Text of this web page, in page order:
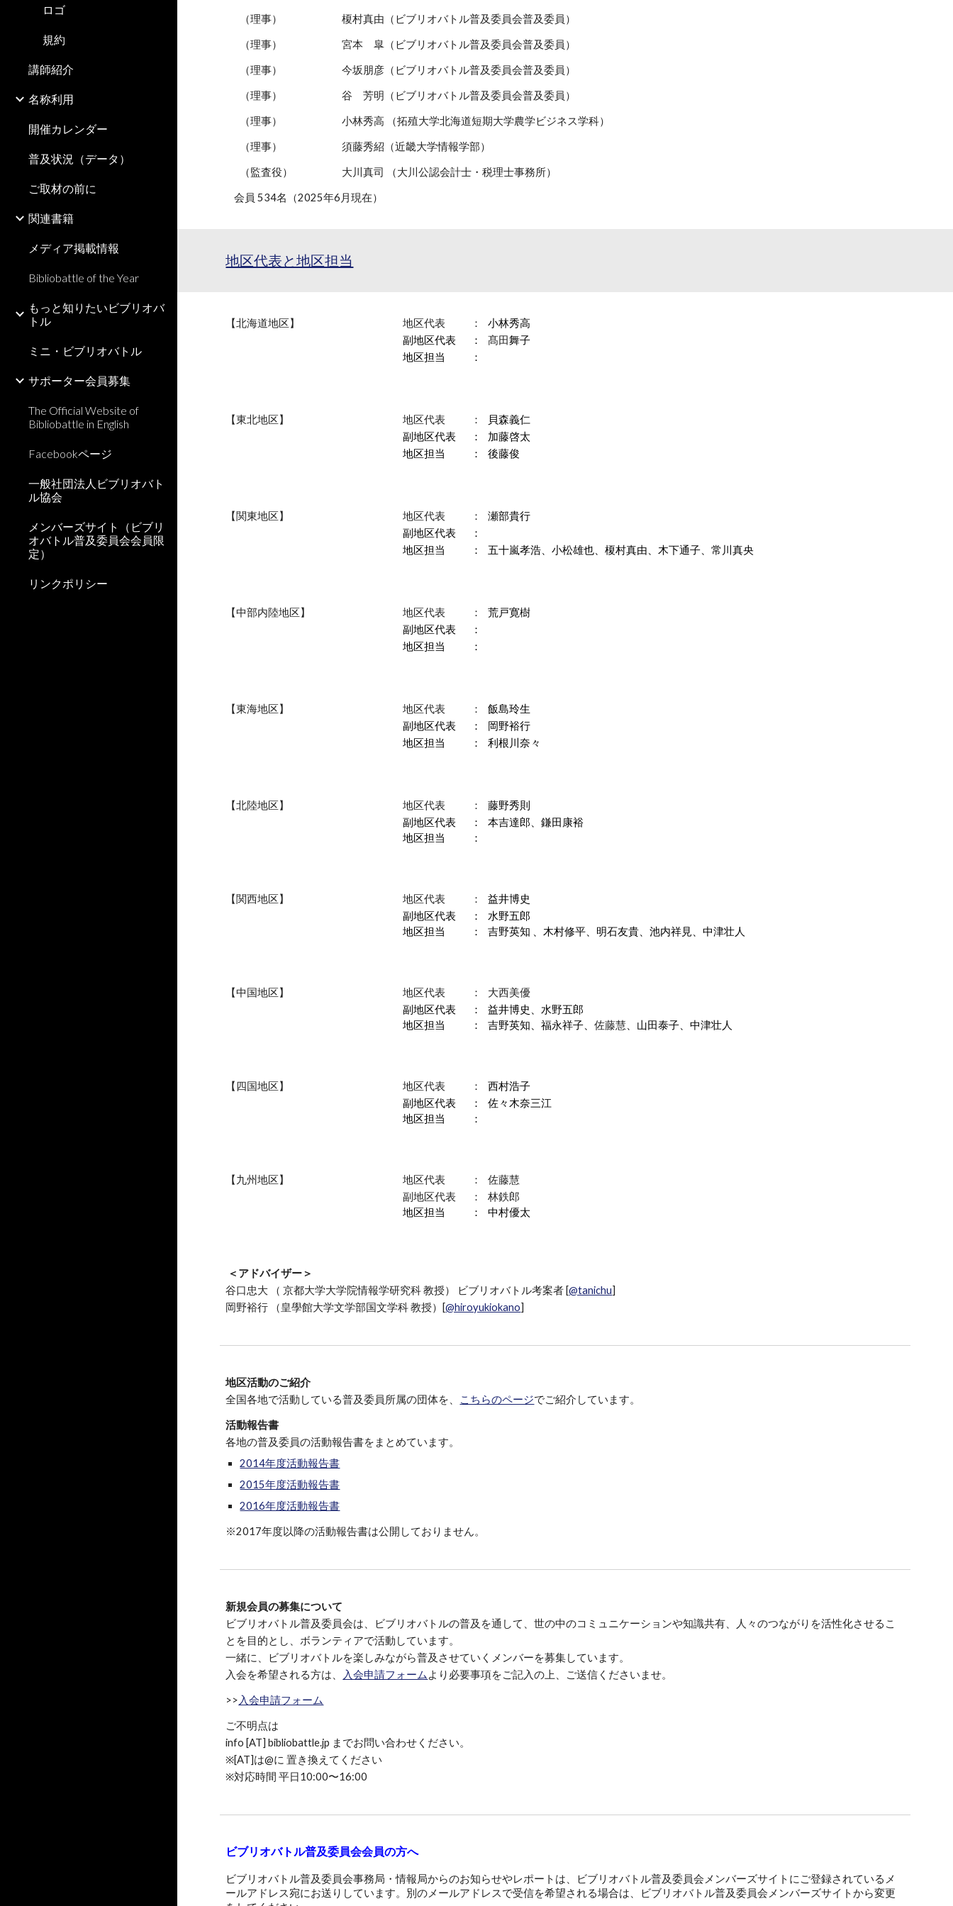
ロゴ
規約
講師紹介
名称利用
開催カレンダー
普及状況（データ）
ご取材の前に
関連書籍
メディア掲載情報
Bibliobattle of the Year
もっと知りたいビブリオバ
トル
ミニ・ビブリオバトル
サポーター会員募集
The Official Website of
Bibliobattle in English
Facebookページ
一般社団法人ビブリオバト
ル協会
メンバーズサイト（ビブリ
オバトル普及委員会会員限
定）
リンクポリシー
（理事） 榎村真由（ビブリオバトル普及委員会普及委員）
（理事） 宮本 皐（ビブリオバトル普及委員会普及委員）
（理事） 今坂朋彦（ビブリオバトル普及委員会普及委員）
（理事） 谷 芳明（ビブリオバトル普及委員会普及委員）
（理事） 小林秀高 （拓殖大学北海道短期大学農学ビジネス学科）
（理事） 須藤秀紹（近畿大学情報学部）
（監査役） 大川真司 （大川公認会計士・税理士事務所）
会員534名（2025年6 月現在）
地区代表と地区担当
【北海道地区】 地区代表 ：
小林秀高
副地区代表
： 髙田舞子
地区担当
：
【東北地区】 地区代表 ：
貝森義仁
副地区代表 ：
加藤啓太
地区担当
： 後藤俊
【関東地区】 地区代表 ：
瀬部貴行
副地区代表
：
地区担当
： 五十嵐孝浩、 小松雄也、 榎村真由 木下通子、 常川真央
【中部内陸地区】 地区代表 ：
荒戸寛樹
副地区代表
：
地区担当
：
【東海地区】 地区代表 ：
飯島玲生
副地区代表
：
岡野裕行
地区担当
： 利根川奈々
【北陸地区】 地区代表 ：
藤野秀則
副地区代表
： 本吉達郎
鎌田康裕
地区担当
：
【関西地区】 地区代表 ：
益井博史
副地区代表
：
水野五郎
地区担当
： 吉野英知 木村修平、 明石友貴、 池内祥見 中津壮人
【中国地区】 地区代表 ：
大西美優
副地区代表
：
益井博史、水野五郎
地区担当
： 吉野英知 福永祥子、 佐藤慧、 山田泰子、 中津壮人
【四国地区】 地区代表 ：
西村浩子
副地区代表
：
佐々木奈三江
地区担当
：
【九州地区】 地区代表 ：
佐藤慧
副地区代表
：
林鉄郎
地区担当
： 中村優太
＜アドバイザー＞
谷口忠大 （ 京都大学大学院情報学研究科 教授） ビブリオバトル考案者 [@tanichu]
岡野裕行 （皇學館大学文学部国文学科 教授）[@hiroyukiokano]
地区活動のご紹介
全国各地で活動している普及委員所属の団体を、 こちらのページでご紹介しています。
活動報告書
各地の普及委員の活動報告書をまとめています。
2014年度活動報告書
2015年度活動報告書
2016年度活動報告書
※2017年度以降の活動報告書は公開しておりません。
新規会員の募集について
ビブリオバトル普及委員会は
ビブリオバトルの普及を通して 、世の中のコミュニケーションや知識共有
人々のつながりを活性化させるこ
とを目的とし
ボランティアで活動しています。
一緒に
ビブリオバトルを楽しみながら普及させていくメンバーを募集しています。
入会を希望される方は
入会申請フォーム より必要事項をご記入の上 ご送信くださいませ。
>> 入会申請フォーム
ご不明点は
info [AT] bibliobattle.jp までお問い合わせください。
※[AT]は@に 置き換えてください
※対応時間 平日10:00〜16:00
ビブリオバトル普及委員会会員の方へ
ビブリオバトル普及委員会事務局・情報局からのお知らせやレポートは、ビブリオバトル普及委員会メンバーズサイトにご登録されているメ
ールアドレス宛にお送りしています。別のメールアドレスで受信を希望される場合は、ビブリオバトル普及委員会メンバーズサイトから変更